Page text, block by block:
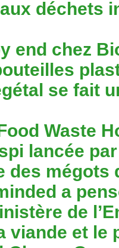
déchets
end chez
se fait
Waste
lancée
des mégots
a
de
viande et le